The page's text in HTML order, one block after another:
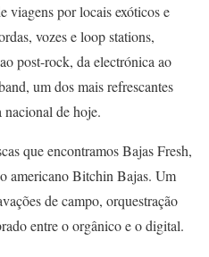
viagens por locais exóticos e
vozes e loop stations,
post-rock, da electrónica ao
um dos mais refrescantes
nacional de hoje.
que encontramos Bajas Fresh,
americano Bitchin Bajas. Um
de campo, orquestração
entre o orgânico e o digital.